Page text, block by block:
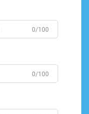
0/100
0/100